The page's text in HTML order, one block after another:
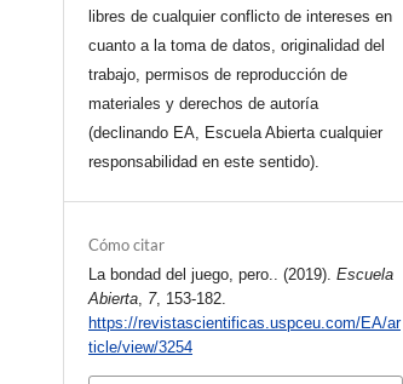
libres de cualquier conflicto de intereses en
cuanto a la toma de datos, originalidad del
trabajo, permisos de reproducción de
materiales y derechos de autoría
(declinando EA, Escuela Abierta cualquier
responsabilidad en este sentido).
Cómo citar
La bondad del juego, pero.. (2019).Escuela
Abierta 7, 153-182.
https://revistascientificas.uspceu.com/EA/ar
ticle/view/3254